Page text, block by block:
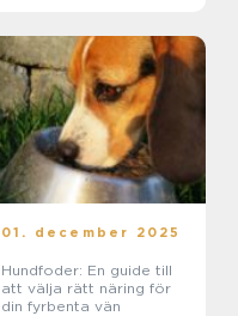
01. december 2025
Hundfoder: En guide till
att välja rätt näring för
din fyrbenta vän